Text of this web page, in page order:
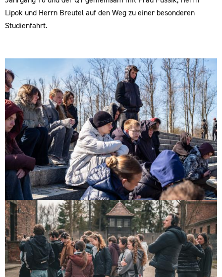
Lipok und Herrn Breutel auf den Weg zu einer besonderen
Studienfahrt.